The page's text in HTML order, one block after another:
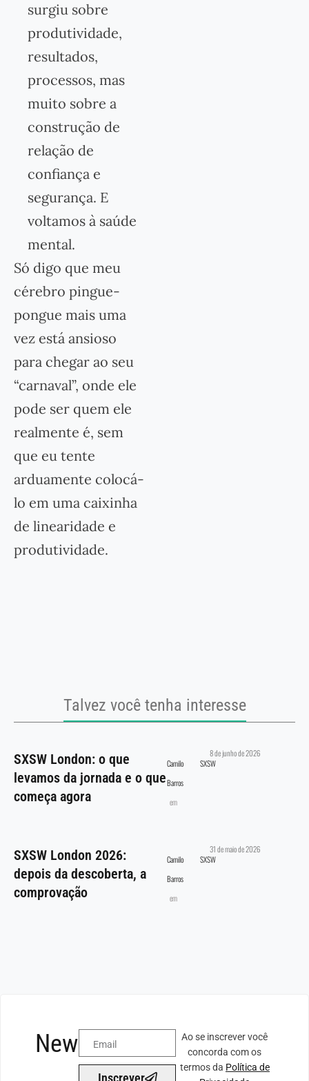
surgiu sobre
produtividade,
resultados,
processos, mas
muito sobre a
construção de
relação de
confiança e
segurança. E
voltamos à saúde
mental.
Só digo que meu
cérebro pingue-
pongue mais uma
vez está ansioso
para chegar ao seu
“carnaval”, onde ele
pode ser quem ele
realmente é, sem
que eu tente
arduamente colocá-
lo em uma caixinha
de linearidade e
produtividade.
Talvez você tenha interesse
SXSW London: o que
levamos da jornada e o que
começa agora
Camilo
Barros
em
SXSW
8 de junho de 2026
SXSW London 2026:
depois da descoberta, a
comprovação
Camilo
Barros
em
SXSW
31 de maio de 2026
Newsletter
Inscrever
Ao se inscrever você
concorda com os
termos da Política de